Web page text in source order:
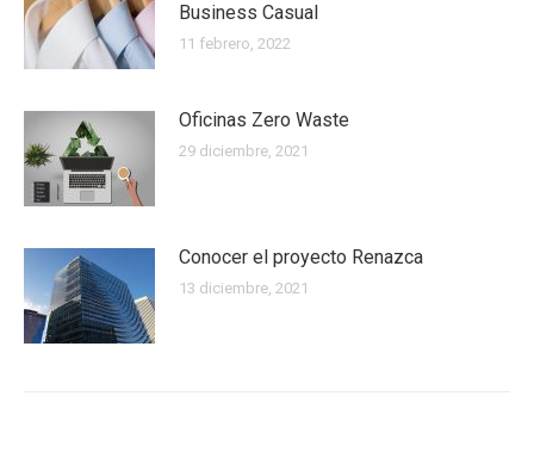
Business Casual
11 febrero, 2022
Oficinas Zero Waste
29 diciembre, 2021
Conocer el proyecto Renazca
13 diciembre, 2021